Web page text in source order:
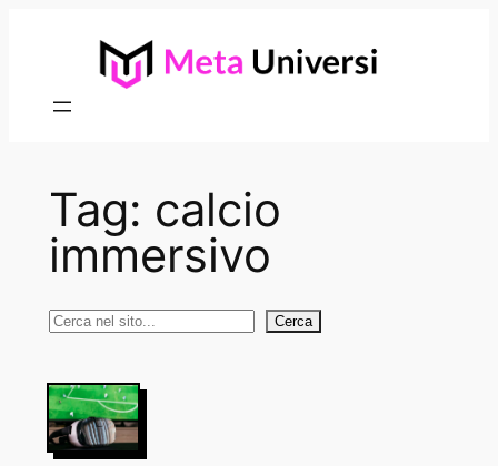
Tag: calcio
immersivo
Cerca Cerca